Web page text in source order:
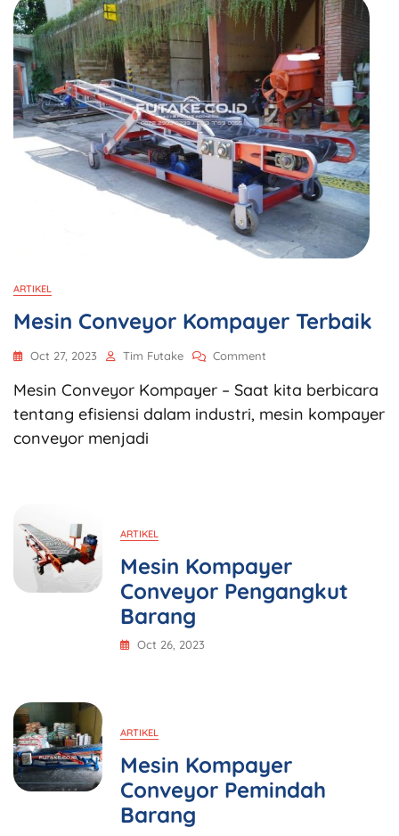
ARTIKEL
Mesin Conveyor Kompayer Terbaik
Oct 27, 2023 Tim Futake Comment
Mesin Conveyor Kompayer – Saat kita berbicara
tentang efisiensi dalam industri, mesin kompayer
conveyor menjadi
ARTIKEL
Mesin Kompayer
Conveyor Pengangkut
Barang
Oct 26, 2023
ARTIKEL
Mesin Kompayer
Conveyor Pemindah
Barang